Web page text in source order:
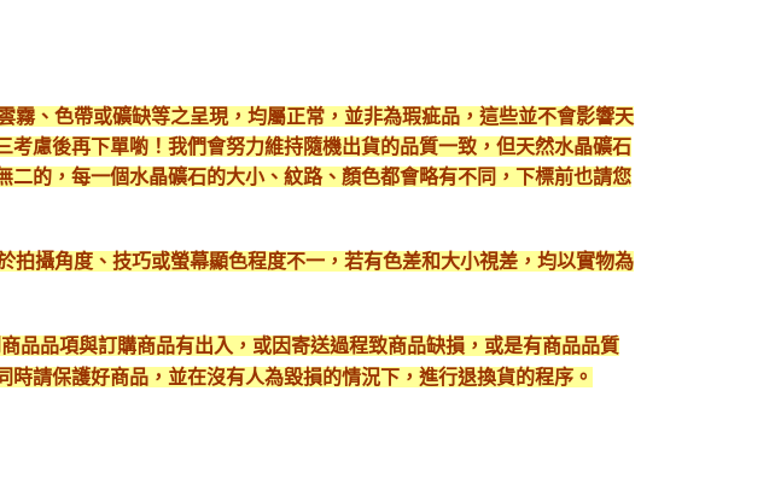
霧、色帶或礦缺等之呈現，均屬正常，並非為瑕疵品，這些並不會影響天
考慮後再下單喲！我們會努力維持隨機出貨的品質一致，但天然水晶礦石
二的，每一個水晶礦石的大小、紋路、顏色都會略有不同，下標前也請您
拍攝角度、技巧或螢幕顯色程度不一，若有色差和大小視差，均以實物為
品品項與訂購商品有出入，或因寄送過程致商品缺損，或是有商品品質
請保護好商品，並在沒有人為毀損的情況下，進行退換貨的程序。